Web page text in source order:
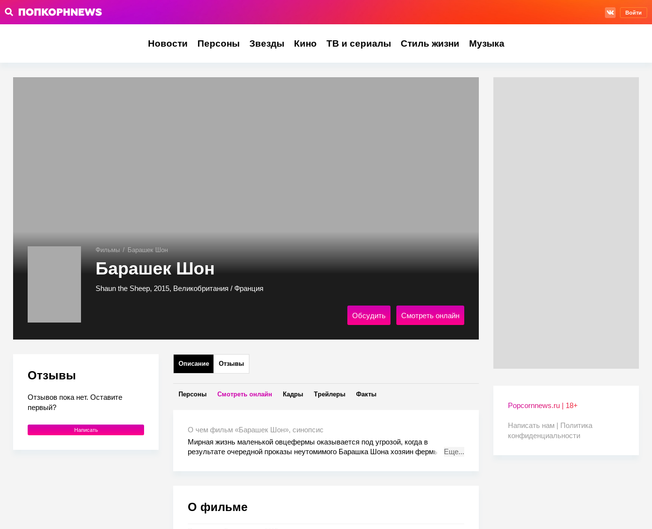
Войти
Новости Персоны Звезды Кино ТВ и сериалы Стиль жизни Музыка
Фильмы / Барашек Шон
Барашек Шон
Shaun the Sheep, 2015, Великобритания / Франция
Обсудить Смотреть онлайн
Отзывы
Отзывов пока нет. Оставите
первый?
Написать
Описание Отзывы
Персоны Смотреть онлайн Кадры Трейлеры Факты
О чем фильм «Барашек Шон», синопсис
Мирная жизнь маленькой овцефермы оказывается под угрозой, когда в
результате очередной проказы неутомимого Барашка Шона хозяин фермы
Еще...
О фильме
Popcornnews.ru | 18+
Написать нам | Политика
конфиденциальности